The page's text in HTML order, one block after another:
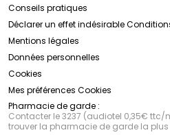
Conseils pratiques
Déclarer un effet indésirable
Mentions légales
Données personnelles
Cookies
Mes préférences Cookies
Pharmacie de garde :
Contacter le 3237 (audiotel 0,35€
trouver la pharmacie de garde la